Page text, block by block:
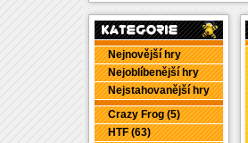
Nejnovější hry
Nejoblíbenější hry
Nejstahovanější hry
Crazy Frog (5)
HTF (63)